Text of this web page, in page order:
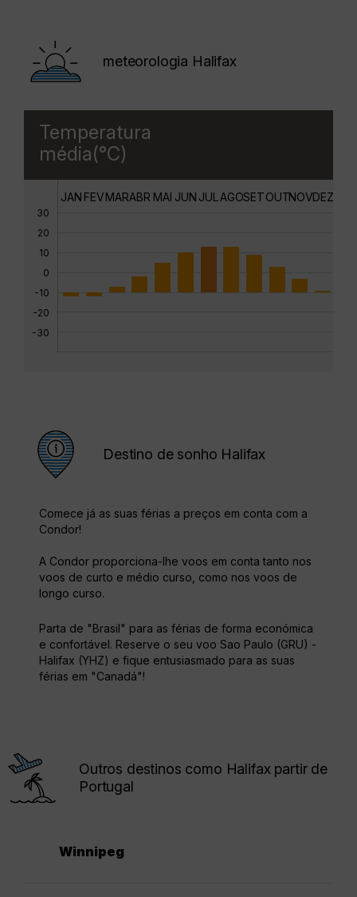
meteorologia Halifax
Temperatura
média(°C)
30
20
10
0
-10
-20
-30
JAN FEVMARABR MAI JUN JUL AGOSETOUTNOVDEZ
Destino de sonho Halifax
Comece já as suas férias a preços em conta com a
Condor!
A Condor proporciona-lhe voos em conta tanto nos
voos de curto e médio curso, como nos voos de
longo curso.
Parta de "Brasil" para as férias de forma económica
e confortável. Reserve o seu voo Sao Paulo (GRU) -
Halifax (YHZ) e fique entusiasmado para as suas
férias em "Canadá"!
Outros destinos como Halifax partir de
Portugal
Winnipeg